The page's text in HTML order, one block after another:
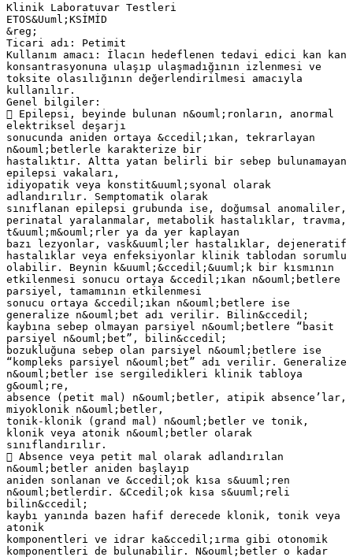
Klinik Laboratuvar Testleri
ETOS&Uuml;KSİMİD
&reg;
Ticari adı: Petimit
Kullanım amacı: İlacın hedeflenen tedavi edici kan kan
konsantrasyonuna ulaşıp ulaşmadığının izlenmesi ve
toksite olasılığının değerlendirilmesi amacıyla
kullanılır.
Genel bilgiler:
 Epilepsi, beyinde bulunan n&ouml;ronların, anormal
elektriksel deşarjı
sonucunda aniden ortaya &ccedil;ıkan, tekrarlayan
n&ouml;betlerle karakterize bir
hastalıktır. Altta yatan belirli bir sebep bulunamayan
epilepsi vakaları,
idiyopatik veya konstit&uuml;syonal olarak
adlandırılır. Semptomatik olarak
sınıflanan epilepsi grubunda ise, doğumsal anomaliler,
perinatal yaralanmalar, metabolik hastalıklar, travma,
t&uuml;m&ouml;rler ya da yer kaplayan
bazı lezyonlar, vask&uuml;ler hastalıklar, dejeneratif
hastalıklar veya enfeksiyonlar klinik tablodan sorumlu
olabilir. Beynin k&uuml;&ccedil;&uuml;k bir kısmının
etkilenmesi sonucu ortaya &ccedil;ıkan n&ouml;betlere
parsiyel, tamamının etkilenmesi
sonucu ortaya &ccedil;ıkan n&ouml;betlere ise
generalize n&ouml;bet adı verilir. Bilin&ccedil;
kaybına sebep olmayan parsiyel n&ouml;betlere “basit
parsiyel n&ouml;bet”, bilin&ccedil;
bozukluğuna sebep olan parsiyel n&ouml;betlere ise
“kompleks parsiyel n&ouml;bet” adı verilir. Generalize
n&ouml;betler ise sergiledikleri klinik tabloya
g&ouml;re,
absence (petit mal) n&ouml;betler, atipik absence’lar,
miyoklonik n&ouml;betler,
tonik-klonik (grand mal) n&ouml;betler ve tonik,
klonik veya atonik n&ouml;betler olarak
sınıflandırılır.
 Absence veya petit mal olarak adlandırılan
n&ouml;betler aniden başlayıp
aniden sonlanan ve &ccedil;ok kısa s&uuml;ren
n&ouml;betlerdir. &Ccedil;ok kısa s&uuml;reli
bilin&ccedil;
kaybı yanında bazen hafif derecede klonik, tonik veya
atonik
komponentleri ve idrar ka&ccedil;ırma gibi otonomik
komponentleri de bulunabilir. N&ouml;betler o kadar